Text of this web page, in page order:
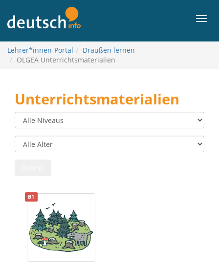
菜
Lehrer*innen-Portal
Draußen lernen
OLGEA Unterrichtsmaterialien
Unterrichtsmaterialien
B1